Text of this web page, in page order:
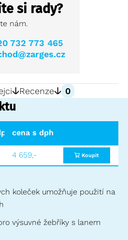
si rady?
nám.
732 773 465
Recenze 0
cena s dph
4 659,- Koupit
koleček umožňuje použití na
výsuvné žebříky s lanem